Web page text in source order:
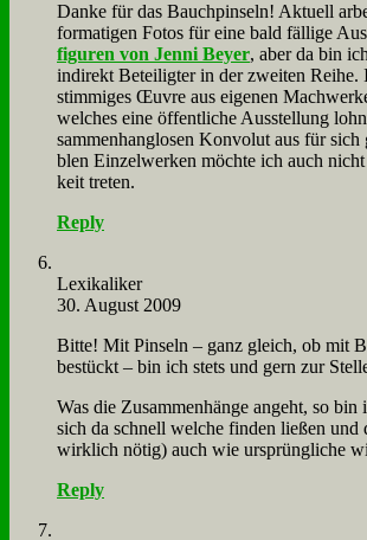
Dan­ke für das Bauch­pin­seln! Ak­tu­ell
for­ma­ti­gen Fo­tos für ei­ne bald fäl­li­ge
fi­gu­ren von Jen­ni Bey­er, aber da bin
in­di­rekt Be­tei­lig­ter in der zwei­ten Rei­he.
stim­mi­ges Œu­vre aus ei­ge­nen
wel­ches ei­ne öf­fent­li­che Aus­stel­lung
sam­men­hang­lo­sen Kon­vo­lut aus für sich
blen Ein­zel­wer­ken möch­te ich auch
keit tre­ten.
Reply
Le­xi­ka­li­ker
30. August 2009
Bit­te! Mit Pin­seln – ganz gleich, ob mit
be­stückt – bin ich stets und gern zur
Was die Zu­sam­men­hän­ge an­geht, so bin
sich da schnell wel­che fin­den lie­ßen und
wirk­lich nö­tig) auch wie ur­sprüng­li­che
Reply